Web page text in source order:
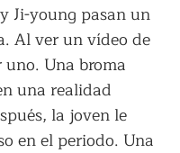
Ji-young pasan un
Al ver un vídeo de
Una broma
una realidad
la joven le
en el periodo. Una